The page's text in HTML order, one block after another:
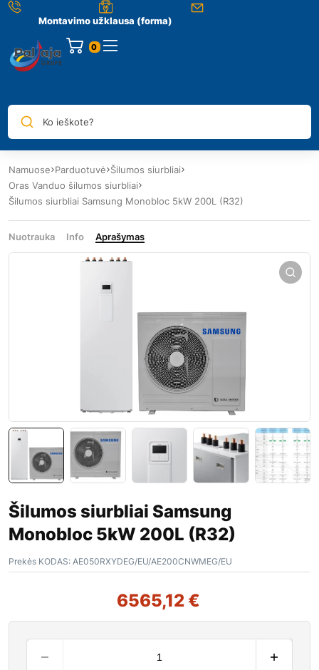
Montavimo užklausa (forma)
0
Ko ieškote?
Namuose Parduotuvė Šilumos siurbliai
Oras Vanduo šilumos siurbliai
Šilumos siurbliai Samsung Monobloc 5kW 200L (R32)
Nuotrauka Info Aprašymas
Šilumos siurbliai Samsung
Monobloc 5kW 200L (R32)
Prekės KODAS: AE050RXYDEG/EU/AE200CNWMEG/EU
6565,12 €